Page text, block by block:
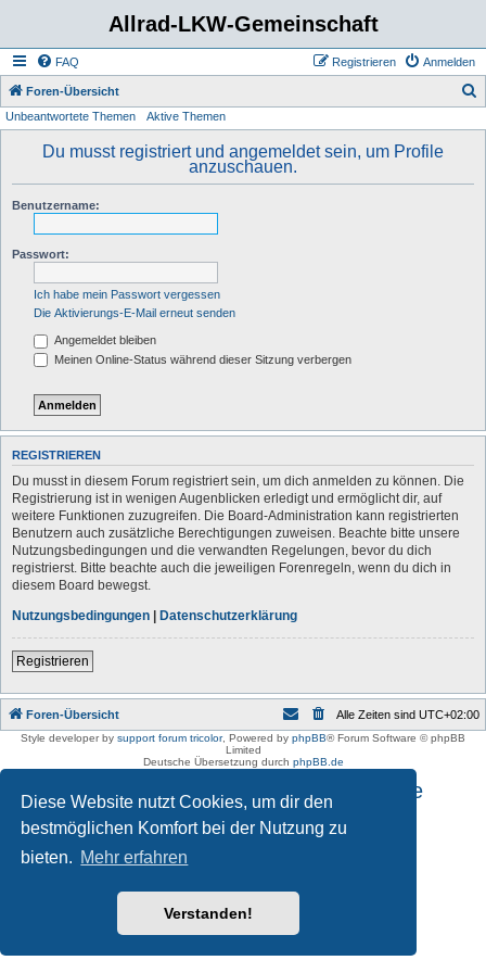
Diese Website nutzt Cookies, um dir den
bestmöglichen Komfort bei der Nutzung zu
bieten. Mehr erfahren
Verstanden!
Allrad-LKW-Gemeinschaft
FAQ Anmelden
Registrieren
Foren-Übersicht
Unbeantwortete Themen Aktive Themen
Du musst registriert und angemeldet sein, um Profile
anzuschauen.
Benutzername:
Passwort:
Ich habe mein Passwort vergessen
Die Aktivierungs-E-Mail erneut senden
Angemeldet bleiben
Meinen Online-Status während dieser Sitzung verbergen
REGISTRIEREN
Du musst in diesem Forum registriert sein, um dich anmelden zu können. Die
Registrierung ist in wenigen Augenblicken erledigt und ermöglicht dir, auf
weitere Funktionen zuzugreifen. Die Board-Administration kann registrierten
Benutzern auch zusätzliche Berechtigungen zuweisen. Beachte bitte unsere
Nutzungsbedingungen und die verwandten Regelungen, bevor du dich
registrierst. Bitte beachte auch die jeweiligen Forenregeln, wenn du dich in
diesem Board bewegst.
Nutzungsbedingungen | Datenschutzerklärung
Registrieren
Foren-Übersicht Alle Zeiten sind UTC+02:00
Style developer by support forum tricolor, Powered by phpBB® Forum Software © phpBB
Limited
Deutsche Übersetzung durch phpBB.de
Impressum und Datenschutzhinweise